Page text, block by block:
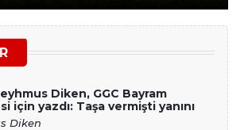
Diken, GGC Bayram
için yazdı: Taşa vermişti yanını
Diken